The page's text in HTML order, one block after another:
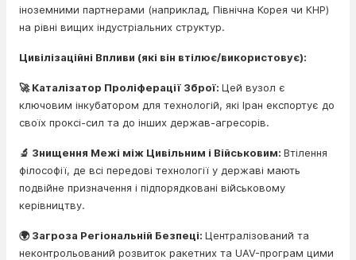
іноземними партнерами (наприклад, Північна Корея чи КНР)
на рівні вищих індустріальних структур.
Цивілізаційні Впливи (які він втілює/використовує):
🚀 Каталізатор Проліферації Зброї: Цей вузол є
ключовим інкубатором для технологій, які Іран експортує до
своїх проксі-сил та до інших держав-агресорів.
🔬 Знищення Межі між Цивільним і Військовим: Втілення
філософії, де всі передові технології у державі мають
подвійне призначення і підпорядковані військовому
керівництву.
🌍 Загроза Регіональній Безпеці: Централізований та
неконтрольований розвиток ракетних та UAV-програм цими